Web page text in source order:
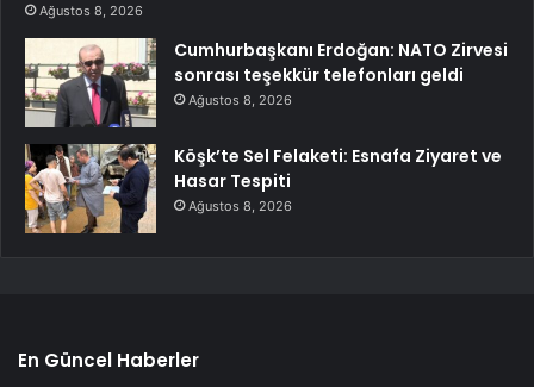
Ağustos 8, 2026
Cumhurbaşkanı Erdoğan: NATO Zirvesi
sonrası teşekkür telefonları geldi
Ağustos 8, 2026
Köşk’te Sel Felaketi: Esnafa Ziyaret ve
Hasar Tespiti
Ağustos 8, 2026
En Güncel Haberler